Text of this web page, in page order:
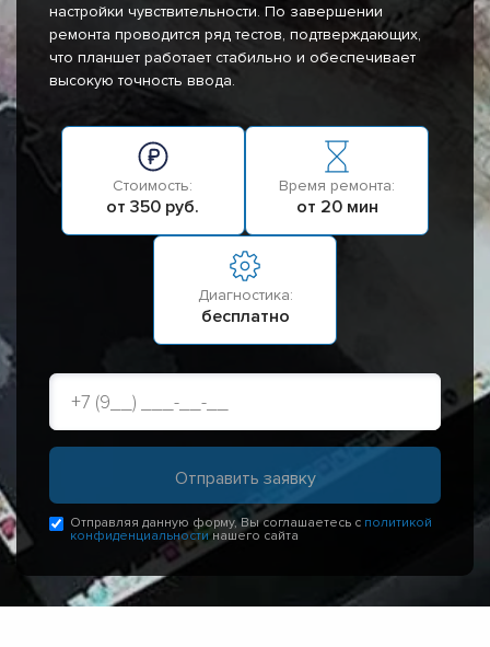
настройки чувствительности. По завершении
ремонта проводится ряд тестов, подтверждающих,
что планшет работает стабильно и обеспечивает
высокую точность ввода.
Стоимость:
от 350 руб.
Время ремонта:
от 20 мин
Диагностика:
бесплатно
Отправляя данную форму, Вы соглашаетесь с политикой
конфиденциальностинашего сайта